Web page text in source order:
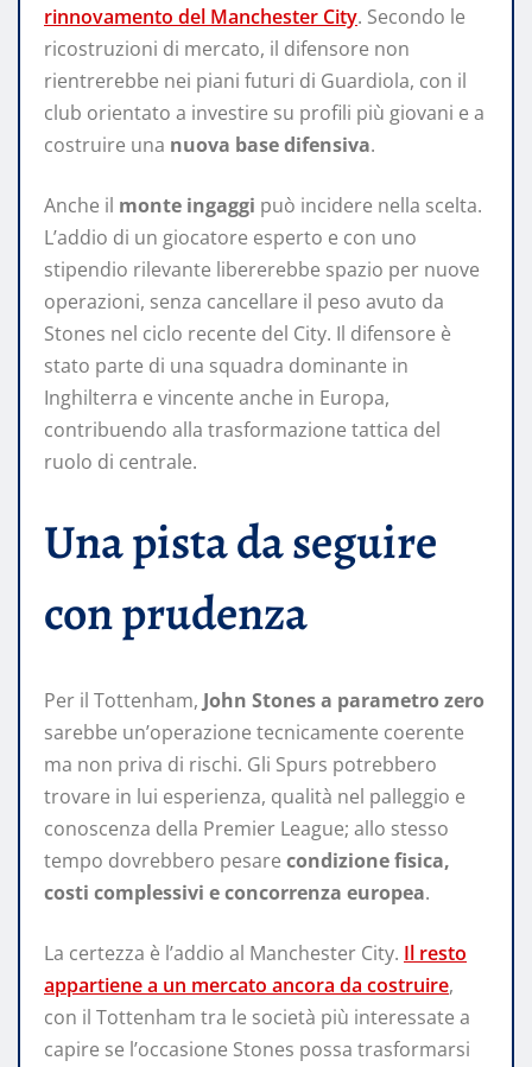
rinnovamento del Manchester City. Secondo le
ricostruzioni di mercato, il difensore non
rientrerebbe nei piani futuri di Guardiola, con il
club orientato a investire su profili più giovani e a
costruire una nuova base difensiva.
Anche il monte ingaggi può incidere nella scelta.
L’addio di un giocatore esperto e con uno
stipendio rilevante libererebbe spazio per nuove
operazioni, senza cancellare il peso avuto da
Stones nel ciclo recente del City. Il difensore è
stato parte di una squadra dominante in
Inghilterra e vincente anche in Europa,
contribuendo alla trasformazione tattica del
ruolo di centrale.
Una pista da seguire
con prudenza
Per il Tottenham, John Stones a parametro zero
sarebbe un’operazione tecnicamente coerente
ma non priva di rischi. Gli Spurs potrebbero
trovare in lui esperienza, qualità nel palleggio e
conoscenza della Premier League; allo stesso
tempo dovrebbero pesare condizione fisica,
costi complessivi e concorrenza europea.
La certezza è l’addio al Manchester City. Il resto
appartiene a un mercato ancora da costruire,
con il Tottenham tra le società più interessate a
capire se l’occasione Stones possa trasformarsi